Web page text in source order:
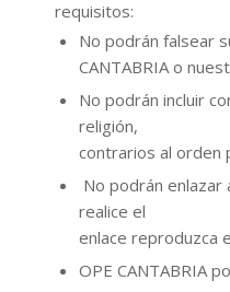
requisitos:
No podrán falsear
CANTABRIA o
No podrán incluir
religión,
contrarios al orden
No podrán enlazar
realice el
enlace reproduzca
OPE CANTABRIA